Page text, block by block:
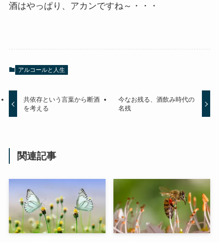
酒はやっぱり、アカンですね～・・・
アルコールと人生
共依存という言葉から断酒
を考える
今なお残る、酒飲み時代の
名残
関連記事